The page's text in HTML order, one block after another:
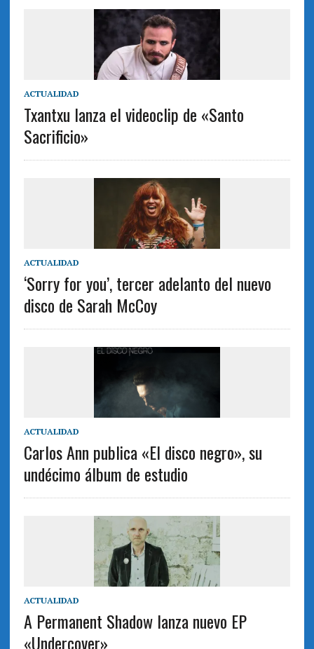
ACTUALIDAD
Txantxu lanza el videoclip de «Santo
Sacrificio»
ACTUALIDAD
‘Sorry for you’, tercer adelanto del nuevo
disco de Sarah McCoy
ACTUALIDAD
Carlos Ann publica «El disco negro», su
undécimo álbum de estudio
ACTUALIDAD
A Permanent Shadow lanza nuevo EP
«Undercover»